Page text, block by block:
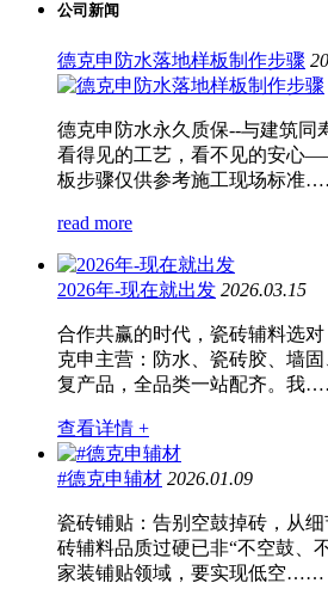
公司新闻
德克申防水落地样板制作步骤
德克申防水永久质保--与建筑同
看得见的工艺，看不见的安心
板步骤仅供参考施工现场标准
read more
2026年-现在就出发 2026.03.15
合作共赢的时代，瓷砖辅料选
克申主营：防水、瓷砖胶、墙
复产品，全品类一站配齐。我
查看详情 +
#德克申辅材 2026.01.09
瓷砖铺贴：告别空鼓掉砖，从
砖辅料品质过硬已非“不空鼓、
家装铺贴领域，要实现低空……